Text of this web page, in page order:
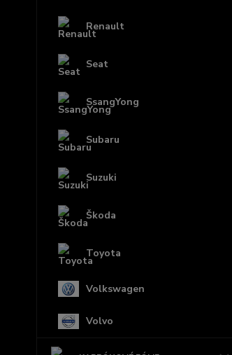
Renault
Seat
SsangYong
Subaru
Suzuki
Škoda
Toyota
Volkswagen
Volvo